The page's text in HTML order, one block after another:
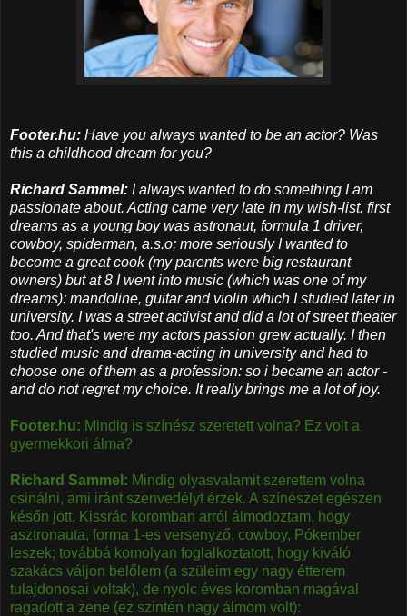
Footer.hu: Have you always wanted to be an actor? Was
this a childhood dream for you?
Richard Sammel: I always wanted to do something I am
passionate about. Acting came very late in my wish-list. first
dreams as a young boy was astronaut, formula 1 driver,
cowboy, spiderman, a.s.o; more seriously I wanted to
become a great cook (my parents were big restaurant
owners) but at 8 I went into music (which was one of my
dreams): mandoline, guitar and violin which I studied later in
university. I was a street activist and did a lot of street theater
too. And that's were my actors passion grew actually. I then
studied music and drama-acting in university and had to
choose one of them as a profession: so i became an actor -
and do not regret my choice. It really brings me a lot of joy.
Footer.hu: Mindig is színész szeretett volna? Ez volt a
gyermekkori álma?
Richard Sammel: Mindig olyasvalamit szerettem volna
csinálni, ami iránt szenvedélyt érzek. A színészet egészen
későn jött. Kissrác koromban arról álmodoztam, hogy
asztronauta, forma 1-es versenyző, cowboy, Pókember
leszek; továbbá komolyan foglalkoztatott, hogy kiváló
szakács váljon belőlem (a szüleim egy nagy étterem
tulajdonosai voltak), de nyolc éves koromban magával
ragadott a zene (ez szintén nagy álmom volt):